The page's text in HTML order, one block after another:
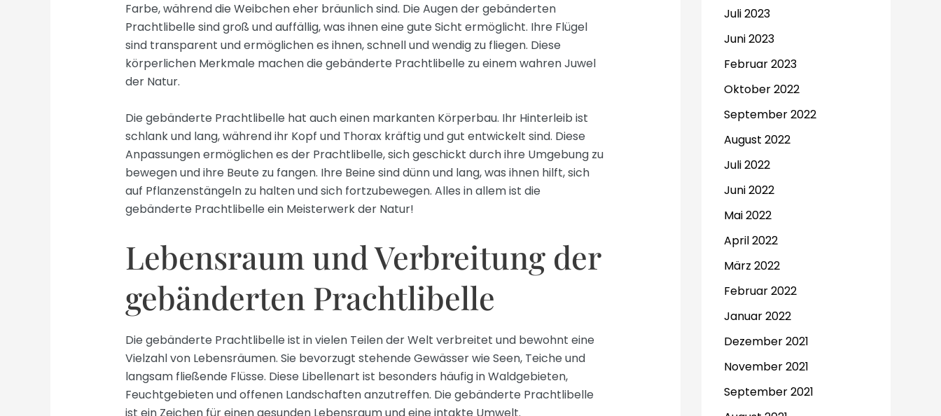
Farbe, während die Weibchen eher bräunlich sind. Die Augen der gebänderten
Prachtlibelle sind groß und auffällig, was ihnen eine gute Sicht ermöglicht. Ihre Flügel
sind transparent und ermöglichen es ihnen, schnell und wendig zu fliegen. Diese
körperlichen Merkmale machen die gebänderte Prachtlibelle zu einem wahren Juwel
der Natur.
Die gebänderte Prachtlibelle hat auch einen markanten Körperbau. Ihr Hinterleib ist
schlank und lang, während ihr Kopf und Thorax kräftig und gut entwickelt sind. Diese
Anpassungen ermöglichen es der Prachtlibelle, sich geschickt durch ihre Umgebung zu
bewegen und ihre Beute zu fangen. Ihre Beine sind dünn und lang, was ihnen hilft, sich
auf Pflanzenstängeln zu halten und sich fortzubewegen. Alles in allem ist die
gebänderte Prachtlibelle ein Meisterwerk der Natur!
Lebensraum und Verbreitung der
gebänderten Prachtlibelle
Die gebänderte Prachtlibelle ist in vielen Teilen der Welt verbreitet und bewohnt eine
Vielzahl von Lebensräumen. Sie bevorzugt stehende Gewässer wie Seen, Teiche und
langsam fließende Flüsse. Diese Libellenart ist besonders häufig in Waldgebieten,
Feuchtgebieten und offenen Landschaften anzutreffen. Die gebänderte Prachtlibelle
Juli 2023
Juni 2023
Februar 2023
Oktober 2022
September 2022
August 2022
Juli 2022
Juni 2022
Mai 2022
April 2022
März 2022
Februar 2022
Januar 2022
Dezember 2021
November 2021
September 2021